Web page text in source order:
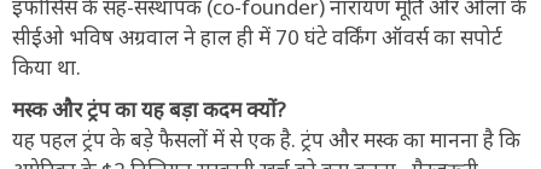
इंफोसिस के सह-संस्थापक (co-founder) नारायण मूर्ति और ओला के
सीईओ भविष अग्रवाल ने हाल ही में 70 घंटे वर्किंग ऑवर्स का सपोर्ट
किया था.
मस्क और ट्रंप का यह बड़ा कदम क्यों?
यह पहल ट्रंप के बड़े फैसलों में से एक है. ट्रंप और मस्क का मानना है कि